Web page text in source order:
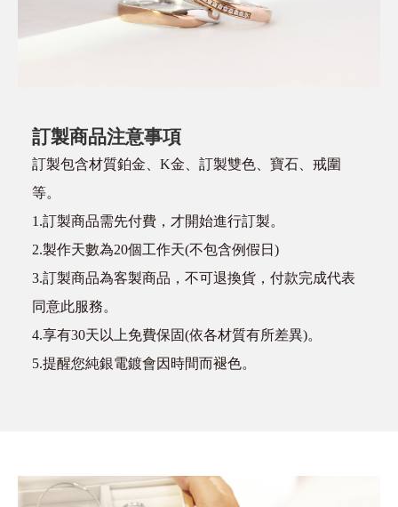
訂製商品注意事項
訂製包含材質鉑金、K金、訂製雙色、寶石、戒圍
等。
1.訂製商品需先付費，才開始進行訂製。
2.製作天數為20個工作天(不包含例假日)
3.訂製商品為客製商品，不可退換貨，付款完成代表
同意此服務。
4.享有30天以上免費保固(依各材質有所差異)。
5.提醒您純銀電鍍會因時間而褪色。